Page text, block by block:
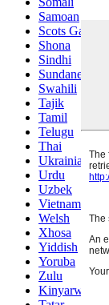
Samoan
Scots Gaelic
Shona
Sindhi
Sundanese
Swahili
Tajik
Tamil
Telugu
Thai
Ukrainian
Urdu
Uzbek
Vietnamese
Welsh
Xhosa
Yiddish
Yoruba
Zulu
Kinyarwanda